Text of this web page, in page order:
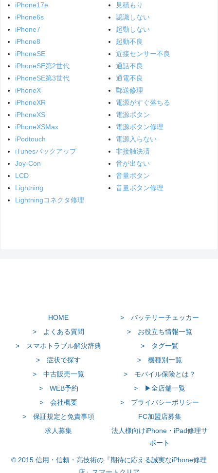
iPhone17e
iPhone6s
iPhone7
iPhone8
iPhoneSE
iPhoneSE第2世代
iPhoneSE第3世代
iPhoneX
iPhoneXR
iPhoneXS
iPhoneXSMax
iPodtouch
iTunesバックアップ
Joy-Con
LCD
Lightning
Lightningコネクタ修理
見積もり
認識しない
起動しない
起動不良
近接センサー不良
通話不良
通電不良
郵送修理
電源がすぐ落ちる
電源ボタン
電源ボタン修理
電源入らない
非接触決済
音が出ない
音量ボタン
音量ボタン修理
HOME
> バッテリーチェッカー
> よくある質問
> お役立ち情報一覧
> スマホトラブル解決辞典
> タグ一覧
> 症状で探す
> 機種別一覧
> 中古販売一覧
> モバイル保険とは？
> WEB予約
> ▶全店舗一覧
> 会社概要
> プライバシーポリシー
> 保証規定と免責事項
FC加盟店募集
求人募集
法人様向けiPhone・iPad修理サ
ポート
© 2015 信用・信頼・高技術の『期待に応える誠実なiPhone修理